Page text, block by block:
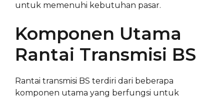
untuk memenuhi kebutuhan pasar.
Komponen Utama
Rantai Transmisi BS
Rantai transmisi BS terdiri dari beberapa
komponen utama yang berfungsi untuk